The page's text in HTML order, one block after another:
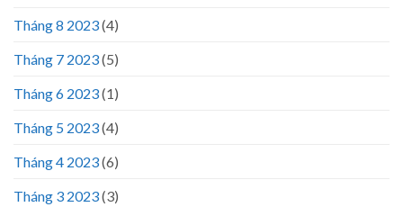
Tháng 8 2023(4)
Tháng 7 2023(5)
Tháng 6 2023(1)
Tháng 5 2023(4)
Tháng 4 2023(6)
Tháng 3 2023(3)